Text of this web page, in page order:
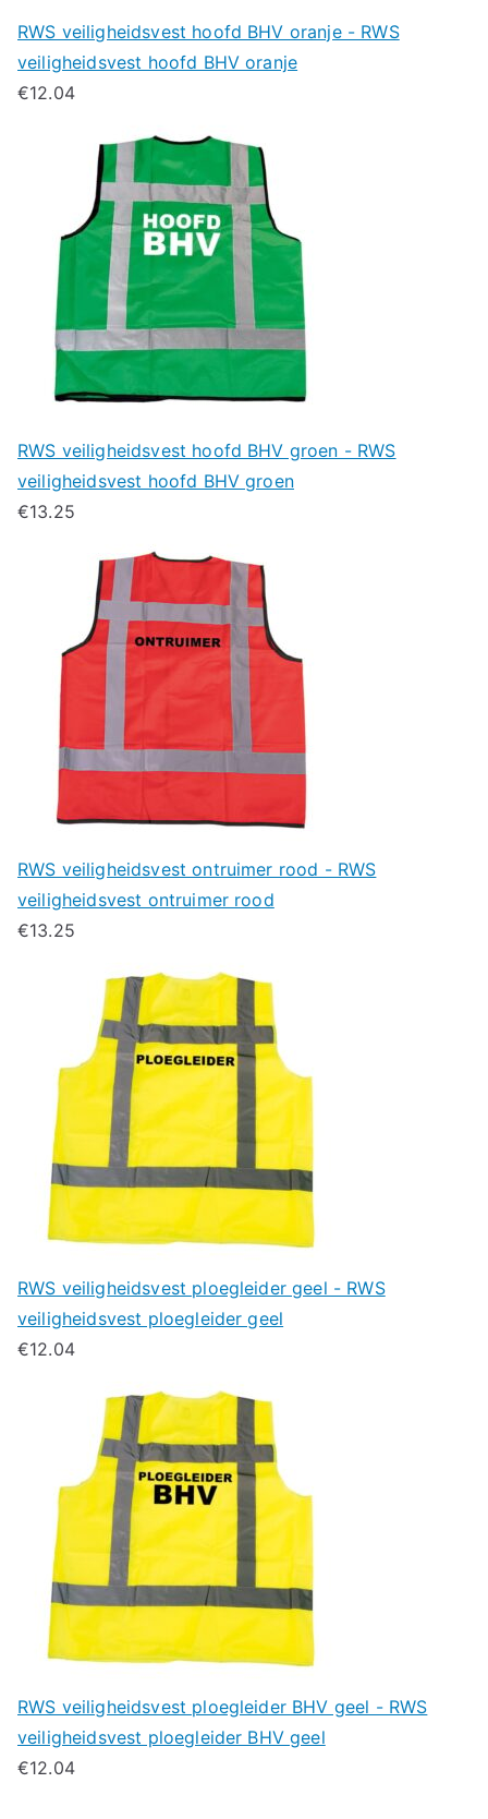
RWS veiligheidsvest hoofd BHV oranje - RWS
veiligheidsvest hoofd BHV oranje
€12.04
RWS veiligheidsvest hoofd BHV groen - RWS
veiligheidsvest hoofd BHV groen
€13.25
RWS veiligheidsvest ontruimer rood - RWS
veiligheidsvest ontruimer rood
€13.25
RWS veiligheidsvest ploegleider geel - RWS
veiligheidsvest ploegleider geel
€12.04
RWS veiligheidsvest ploegleider BHV geel - RWS
veiligheidsvest ploegleider BHV geel
€12.04